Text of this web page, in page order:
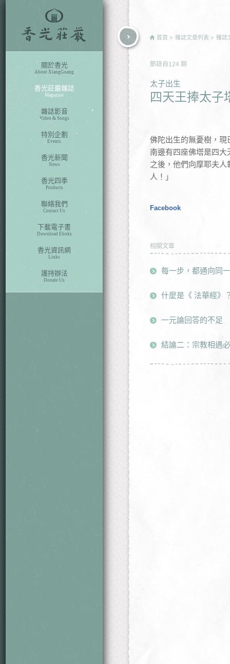
關於香光
About XiangGuang
香光莊嚴雜誌
Magazine
雜誌影音
Video & Songs
特別企劃
Events
香光新聞
News
香光四季
Products
聯絡我們
Contact Us
下載電子書
Download Eboks
香光資訊網
Links
護持辦法
Donate Us
首頁 雜誌文章列表 雜誌
節錄自 124 期
太子出生
四天王捧太子
佛陀出生的無憂樹，
南邊有四座佛塔是四
之後，他們向摩耶夫
人！」
Facebook
相關文章
每一步，都通向同
什麼是《 法華經》
一元論回答的不足
結論二：宗教相遇